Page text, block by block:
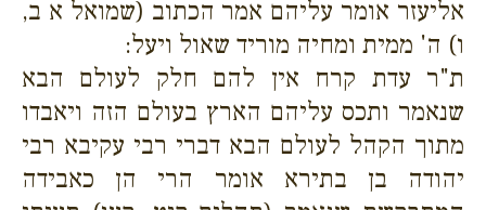
אליעזר אומר עליהם אמר הכתוב (שמואל א ב,
ו) ה' ממית ומחיה מוריד שאול ויעל:
ת"ר עדת קרח אין להם חלק לעולם הבא
שנאמר ותכס עליהם הארץ בעולם הזה ויאבדו
מתוך הקהל לעולם הבא דברי רבי עקיבא רבי
יהודה בן בתירא אומר הרי הן כאבידה